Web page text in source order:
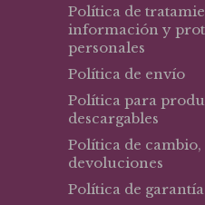
Política de
información y
personales
Política de envío
Política para
descargables
Política de
devoluciones
Política de garantía